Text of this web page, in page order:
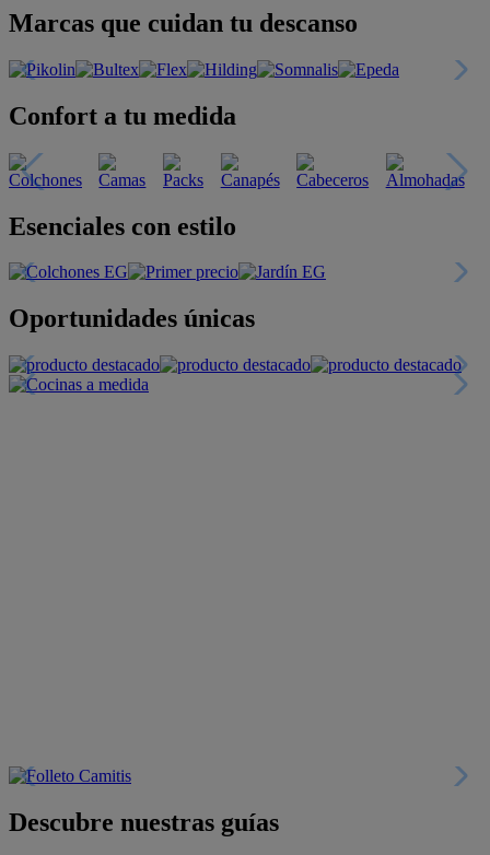
Marcas que cuidan tu descanso
Confort a tu medida
Esenciales con estilo
Oportunidades únicas
Descubre nuestras guías